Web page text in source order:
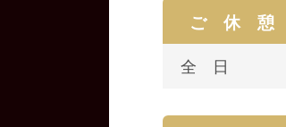
ご 休 憩
全 日